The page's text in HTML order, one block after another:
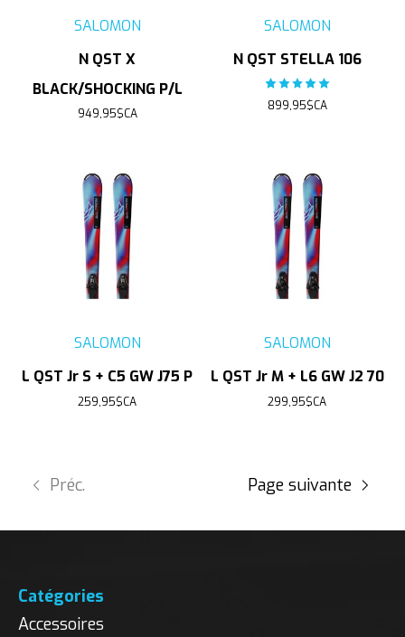
SALOMON
N QST X
BLACK/SHOCKING P/L
949,95$CA
SALOMON
N QST STELLA 106
The rating of this
899,95$CA
SALOMON
L QST Jr S + C5 GW J75 P
259,95$CA
SALOMON
L QST Jr M + L6 GW J2 70
299,95$CA
Préc. Page suivante
Catégories
Accessoires